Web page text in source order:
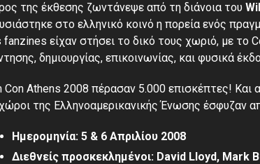
της έκθεσης ζωντάνεψε από τη διάνοια του
στο ελληνικό κοινό η πορεία ενός
είχαν στήσει το δικό τους χωριό, με το
δημιουργίας, επικοινωνίας, και φυσικά
Athens 2008 πέρασαν 5.000 επισκέπτες! Και
της Ελληνοαμερικανικής Ένωσης έσφυζαν
Ημερομηνία: 5 & 6 Απριλίου 2008
Διεθνείς προσκεκλημένοι: David Lloyd, Mark